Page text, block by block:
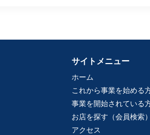
サイトメニュー
ホーム
これから事業を始める
事業を開始されている
お店を探す（会員検索
アクセス